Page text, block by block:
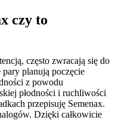
czy to
często zwracają się do
planują poczęcie
z powodu
płodności i ruchliwości
przepisuję Semenax.
Dzięki całkowicie